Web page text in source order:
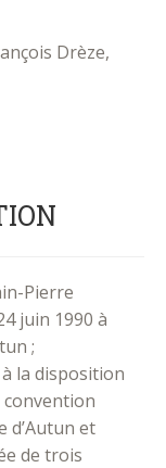
Drèze,
Pierre
juin 1990 à
;
la disposition
d’Autun et
de trois